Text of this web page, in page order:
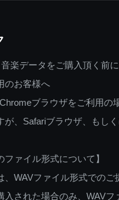
楽データをご購入頂く前に
のお客様へ
ブラウザをご利用の
が、Safariブラウザ、もし
ファイル形式について】
、WAVファイル形式でのご
された場合のみ、WAVフ